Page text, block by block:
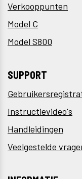
Verkooppunten
Model C
Model S800
SUPPORT
Instructievideo's
Handleidingen
Veelgestelde